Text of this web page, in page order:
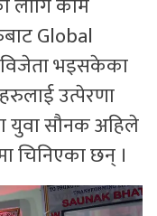
लागि काम
Global
भइसकेका
उत्पेरणा
युवा सौनक अहिले
चिनिएका छन् ।